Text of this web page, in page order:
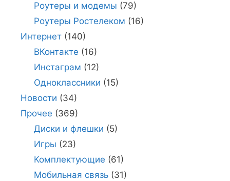
Роутеры и модемы (79)
Роутеры Ростелеком (16)
Интернет (140)
ВКонтакте (16)
Инстаграм (12)
Одноклассники (15)
Новости (34)
Прочее (369)
Диски и флешки (5)
Игры (23)
Комплектующие (61)
Мобильная связь(31)